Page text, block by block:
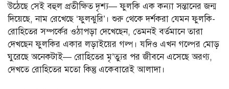
উঠেছে সেই বহুল প্রতীক্ষিত দৃশ্য— ফুলকি এক কন্যা সন্তানের জন্ম
দিয়েছে, নাম রেখেছে ‘ফুলঝুরি’। শুরু থেকে দর্শকরা যেমন ফুলকি-
রোহিতের সম্পর্কের ওঠাপড়া দেখেছেন, তেমনই বর্তমানে তারা
দেখছেন ফুলকির একার লড়াইয়ের গল্প। যদিও এখন গল্পের মোড়
ঘুরেছে অনেকটাই— রোহিতের মৃ’ত্যুর পর জীবনে এসেছে অরণ্য,
দেখতে রোহিতের মতো কিন্তু একেবারেই আলাদা।